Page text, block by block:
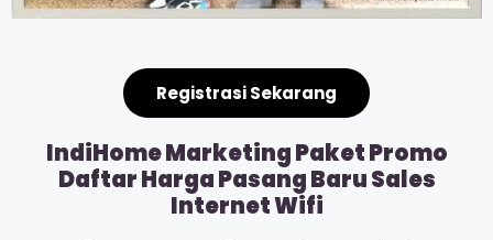
Registrasi Sekarang
IndiHome Marketing Paket Promo
Daftar Harga Pasang Baru Sales
Internet Wifi